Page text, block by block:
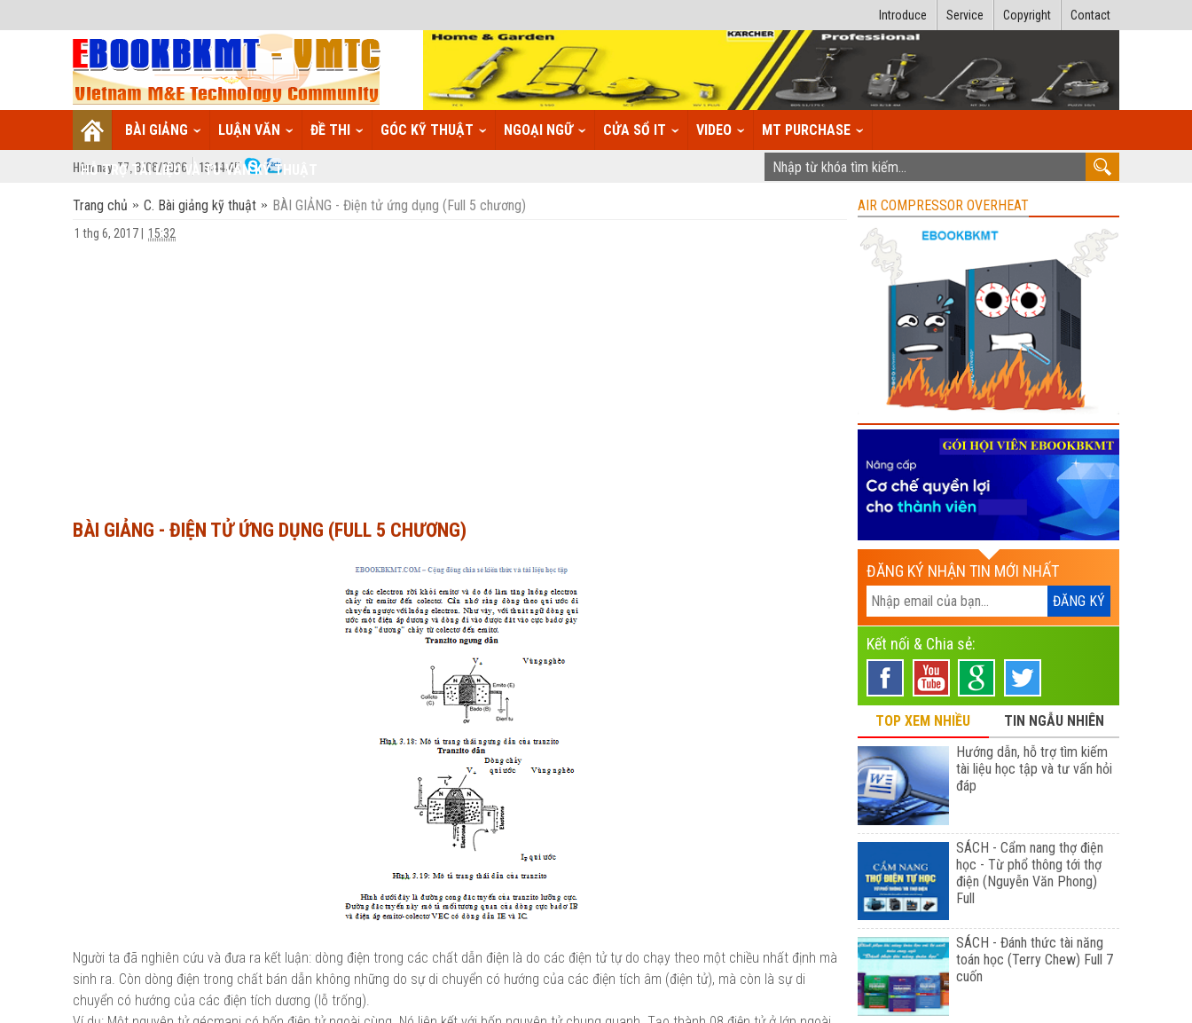
Contact
Copyright
Service
Introduce
BÀI GIẢNG LUẬN VĂN ĐỀ THI GÓC KỸ THUẬT NGOẠI NGỮ CỬA SỔ IT VIDEO MT PURCHASE
HỖ TRỢ TÀI LIỆU VÀ TƯ VẤN KỸ THUẬT
Hôm nay: T7, 8/08/2026 19:44:46
Trang chủ C. Bài giảng kỹ thuật BÀI GIẢNG - Điện tử ứng dụng (Full 5 chương)
1 thg 6, 2017 15:32
BÀI GIẢNG - ĐIỆN TỬ ỨNG DỤNG (FULL 5 CHƯƠNG)
Người ta đã nghiên cứu và đưa ra kết luận: dòng điện trong các chất dẫn điện là do các điện tử tự do chạy theo một chiều nhất định mà
sinh ra. Còn dòng điện trong chất bán dẫn không những do sự di chuyển có hướng của các điện tích âm (điện tử), mà còn là sự di
chuyển có hướng của các điện tích dương (lỗ trống).
AIR COMPRESSOR OVERHEAT
ĐĂNG KÝ NHẬN TIN MỚI NHẤT
Kết nối & Chia sẻ:
TOP XEM NHIỀU
TIN NGẪU NHIÊN
Hướng dẫn, hỗ trợ tìm kiếm
tài liệu học tập và tư vấn hỏi
đáp
SÁCH - Cẩm nang thợ điện
học - Từ phổ thông tới thợ
điện (Nguyễn Văn Phong)
Full
SÁCH - Đánh thức tài năng
toán học (Terry Chew) Full 7
cuốn